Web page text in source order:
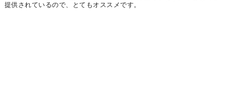
提供されているので、とてもオススメです。